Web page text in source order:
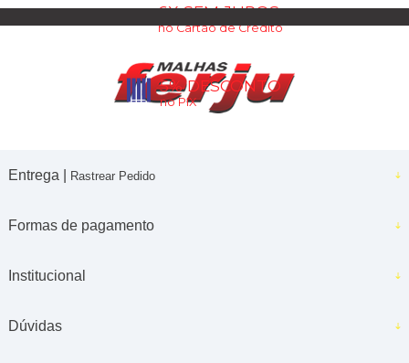
6X SEM JUROS
no Cartão de Crédito
5% DESCONTO
no PIX
Entrega | Rastrear Pedido
Formas de pagamento
Institucional
Dúvidas